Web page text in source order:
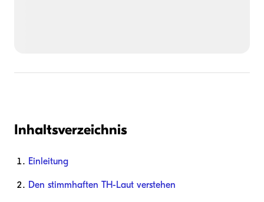
Inhaltsverzeichnis
Einleitung
Den stimmhaften TH-Laut verstehen